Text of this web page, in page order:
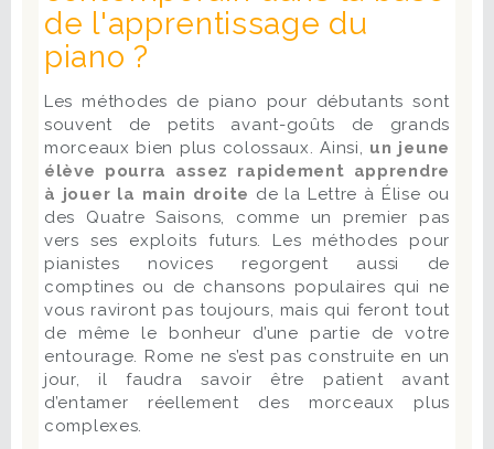
de l'apprentissage du
piano ?
Les méthodes de piano pour débutants sont
souvent de petits avant-goûts de grands
morceaux bien plus colossaux. Ainsi, un jeune
élève pourra
assez rapidement apprendre
à jouer la main droite de la Lettre à Élise ou
des Quatre Saisons, comme un premier pas
vers ses exploits futurs. Les méthodes pour
pianistes novices regorgent aussi de
comptines ou de chansons populaires qui ne
vous raviront pas toujours, mais qui feront tout
de même le bonheur d’une partie de votre
entourage. Rome ne s’est pas construite en un
jour, il faudra savoir être patient avant
d’entamer réellement des morceaux plus
complexes.